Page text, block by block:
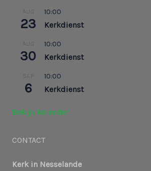
AUG
23
10:00
Kerkdienst
AUG
30
10:00
Kerkdienst
6
10:00
Kerkdienst
Bekijk kalender
CONTACT
Kerk in Nesselande